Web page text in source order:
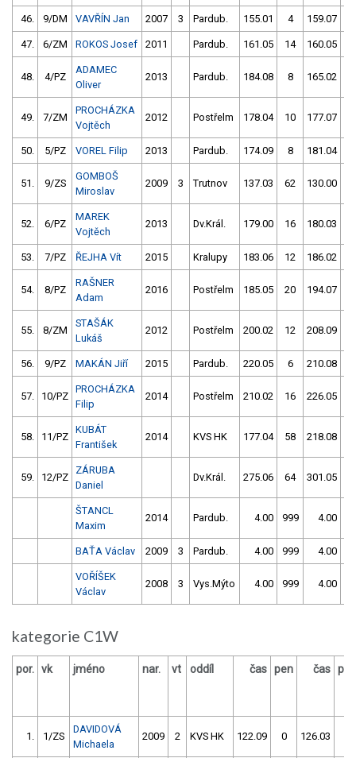
46. 9/DM VAVŘÍN Jan 2007 3 Pardub. 155.01 4 159.07
47. 6/ZM ROKOS Josef 2011 Pardub. 161.05 14 160.05
48. 4/PZ
ADAMEC
Oliver
2013 Pardub. 184.08 8 165.02
49. 7/ZM
PROCHÁZKA
Vojtěch
2012 Postřelm 178.04 10 177.07
50. 5/PZ VOREL Filip 2013 Pardub. 174.09 8 181.04
51. 9/ZS
GOMBOŠ
Miroslav
2009 3 Trutnov 137.03 62 130.00
52. 6/PZ
MAREK
Vojtěch
2013 Dv.Král. 179.00 16 180.03
53. 7/PZ ŘEJHA Vít 2015 Kralupy 183.06 12 186.02
54. 8/PZ
RAŠNER
Adam
2016 Postřelm 185.05 20 194.07
55. 8/ZM
STAŠÁK
Lukáš
2012 Postřelm 200.02 12 208.09
56. 9/PZ MAKÁN Jiří 2015 Pardub. 220.05 6 210.08
57. 10/PZ
PROCHÁZKA
Filip
2014 Postřelm 210.02 16 226.05
58. 11/PZ
KUBÁT
František
2014 KVS HK 177.04 58 218.08
59. 12/PZ
ZÁRUBA
Daniel
Dv.Král. 275.06 64 301.05
ŠTANCL
Maxim
2014 Pardub. 4.00 999 4.00
BAŤA Václav 2009 3 Pardub. 4.00 999 4.00
VOŘÍŠEK
Václav
2008 3 Vys.Mýto 4.00 999 4.00
kategorie C1W
por. vk jméno nar. vt oddíl čas pen čas pen
1. 1/ZS
DAVIDOVÁ
Michaela
2009 2 KVS HK 122.09 0 126.03